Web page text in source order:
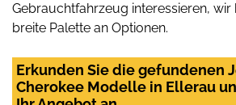
Gebrauchtfahrzeug interessieren, wir
breite Palette an Optionen.
Erkunden Sie die gefundenen
Cherokee Modelle in Ellerau